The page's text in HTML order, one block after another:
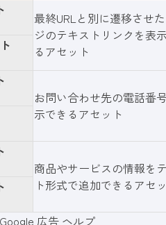
最終URLと別に遷移させ
ジのテキストリンクを表
るアセット
お問い合わせ先の電話番
示できるアセット
商品やサービスの情報を
ト形式で追加できるアセ
広告 ヘルプ